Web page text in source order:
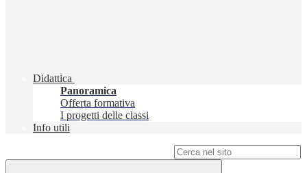
Didattica
Panoramica
Offerta formativa
I progetti delle classi
Info utili